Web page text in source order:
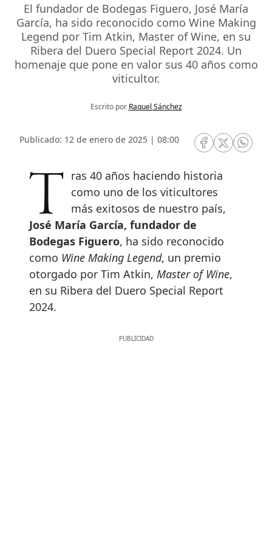
El fundador de Bodegas Figuero, José María
García, ha sido reconocido como Wine Making
Legend por Tim Atkin, Master of Wine, en su
Ribera del Duero Special Report 2024. Un
homenaje que pone en valor sus 40 años como
viticultor.
Escrito por Raquel Sánchez
Publicado: 12 de enero de 2025 | 08:00
RRSS Facebook
RRSSRRSS
Tras 40 años haciendo historia como uno de los viticultores
más exitosos de nuestro país,
José María García, fundador de
Bodegas Figuero, ha sido reconocido
como Wine Making Legend, un premio
otorgado por Tim Atkin, Master of Wine,
en su Ribera del Duero Special Report
2024.